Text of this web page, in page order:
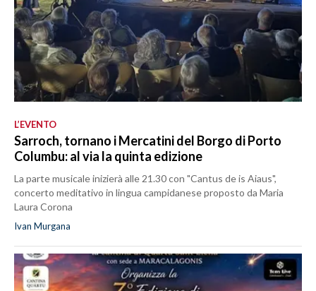
L’EVENTO
Sarroch, tornano i Mercatini del Borgo di Porto
Columbu: al via la quinta edizione
La parte musicale inizierà alle 21.30 con "Cantus de is Aiaus",
concerto meditativo in lingua campidanese proposto da Maria
Laura Corona
Ivan Murgana